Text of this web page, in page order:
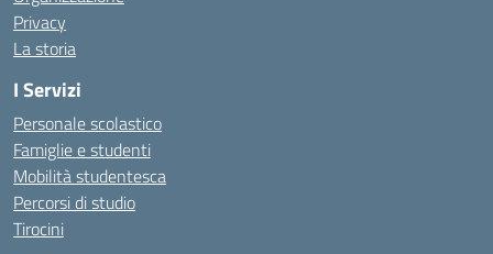
Privacy
La storia
I Servizi
Personale scolastico
Famiglie e studenti
Mobilità studentesca
Percorsi di studio
Tirocini